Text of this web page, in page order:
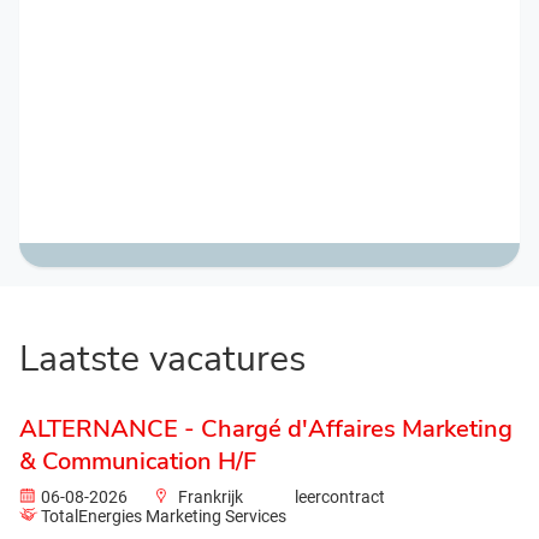
Laatste vacatures
ALTERNANCE - Chargé d'Affaires Marketing
& Communication H/F
06-08-2026 Frankrijk
leercontract
TotalEnergies Marketing Services